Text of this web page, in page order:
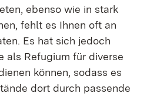
ebenso wie in stark
fehlt es Ihnen oft an
Es hat sich jedoch
als Refugium für diverse
können, sodass es
dort durch passende